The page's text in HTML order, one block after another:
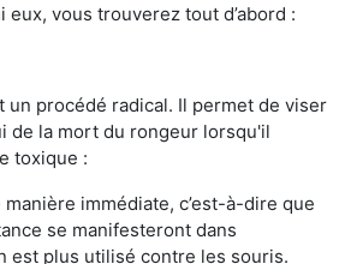
eux, vous trouverez tout d’abord :
un procédé radical. Il permet de viser
de la mort du rongeur lorsqu'il
toxique :
immédiate, c’est-à-dire que
se manifesteront dans
est plus utilisé contre les souris.